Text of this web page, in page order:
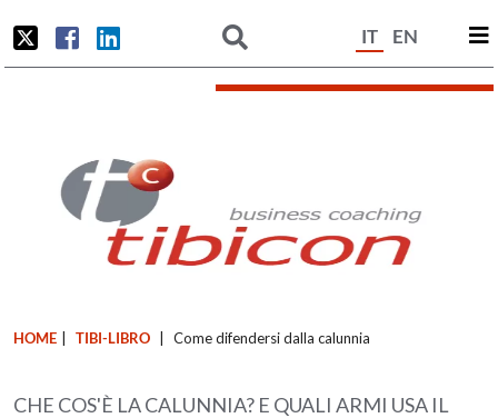
IT EN
HOME TIBI-LIBRO Come difendersi dalla calunnia
CHE COS'È LA CALUNNIA? E QUALI ARMI USA IL